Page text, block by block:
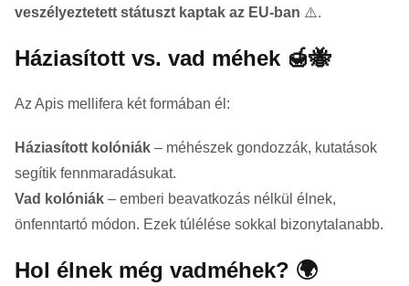
veszélyeztetett státuszt kaptak az EU-ban ⚠️.
Háziasított vs. vad méhek 🍯🐝
Az Apis mellifera két formában él:
Háziasított kolóniák – méhészek gondozzák, kutatások
segítik fennmaradásukat.
Vad kolóniák – emberi beavatkozás nélkül élnek,
önfenntartó módon. Ezek túlélése sokkal bizonytalanabb.
Hol élnek még vadméhek? 🌍